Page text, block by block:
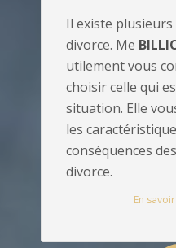
Il existe
divorce. Me
utilement vous
choisir celle qui
situation. Elle
les
conséquences
divorce.
En